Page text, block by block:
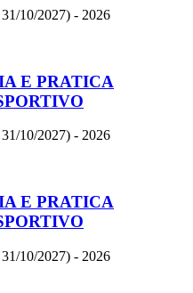
10/2027) - 2026
E PRATICA
10/2027) - 2026
E PRATICA
10/2027) - 2026